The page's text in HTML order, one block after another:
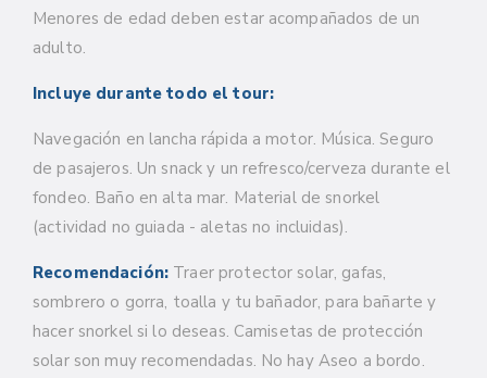
Menores de edad deben estar acompañados de un
adulto.
Incluye durante todo el tour:
Navegación en lancha rápida a motor. Música. Seguro
de pasajeros. Un snack y un refresco/cerveza durante el
fondeo. Baño en alta mar. Material de snorkel
(actividad no guiada - aletas no incluidas).
Recomendación:Traer protector solar, gafas,
sombrero o gorra, toalla y tu bañador, para bañarte y
hacer snorkel si lo deseas. Camisetas de protección
solar son muy recomendadas. No hay Aseo a bordo.